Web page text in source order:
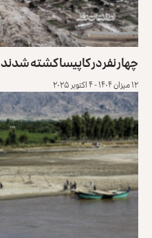
چهار نفر در کاپیسا کشته شدند
۱۲ میزان ۱۴۰۴ - ۴ اکتوبر ۲۰۲۵